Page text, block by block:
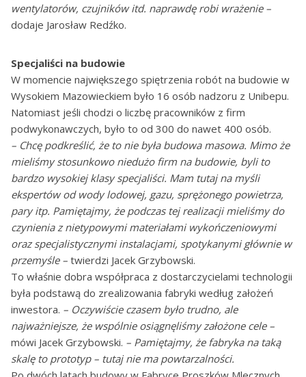
wentylatorów, czujników itd. naprawdę robi wrażenie –
dodaje Jarosław Redźko.
Specjaliści na budowie
W momencie największego spiętrzenia robót na budowie w
Wysokiem Mazowieckiem było 16 osób nadzoru z Unibepu.
Natomiast jeśli chodzi o liczbę pracowników z firm
podwykonawczych, było to od 300 do nawet 400 osób.
– Chcę podkreślić, że to nie była budowa masowa. Mimo że
mieliśmy stosunkowo niedużo firm na budowie, byli to
bardzo wysokiej klasy specjaliści. Mam tutaj na myśli
ekspertów od wody lodowej, gazu, sprężonego powietrza,
pary itp. Pamiętajmy, że podczas tej realizacji mieliśmy do
czynienia z nietypowymi materiałami wykończeniowymi
oraz specjalistycznymi instalacjami, spotykanymi głównie w
przemyśle – twierdzi Jacek Grzybowski.
To właśnie dobra współpraca z dostarczycielami technologii
była podstawą do zrealizowania fabryki według założeń
inwestora. – Oczywiście czasem było trudno, ale
najważniejsze, że wspólnie osiągnęliśmy założone cele –
mówi Jacek Grzybowski. – Pamiętajmy, że fabryka na taką
skalę to prototyp – tutaj nie ma powtarzalności.